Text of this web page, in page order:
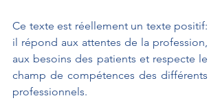
Ce texte est réellement un texte positif:
il répond aux attentes de la profession,
aux besoins des patients et respecte le
champ de compétences des différents
professionnels.